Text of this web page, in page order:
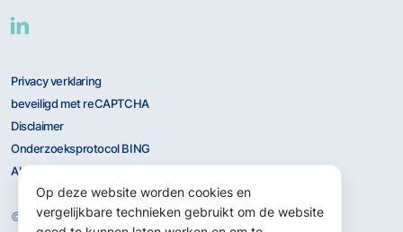
Privacy verklaring
beveiligd met reCAPTCHA
Disclaimer
Onderzoeksprotocol BING
Algemene Voorwaarden
© 2026 BING
Op deze website worden cookies en
vergelijkbare technieken gebruikt om de website